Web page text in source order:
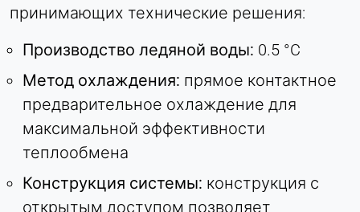
принимающих технические решения:
Производство ледяной воды: 0.5 °C
Метод охлаждения: прямое контактное
предварительное охлаждение для
максимальной эффективности
теплообмена
Конструкция системы: конструкция с
открытым доступом позволяет